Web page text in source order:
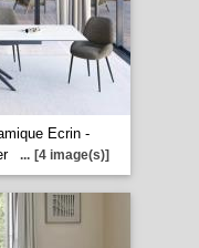
Ecrin -
... [4 image(s)]